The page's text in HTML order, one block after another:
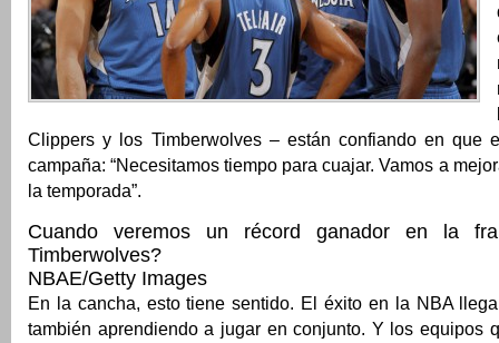
Clippers y los Timberwolves – están confiando en que
campaña: “Necesitamos tiempo para cuajar. Vamos a
la temporada”.
Cuando veremos un récord ganador en la
Timberwolves?
NBAE/Getty Images
En la cancha, esto tiene sentido. El éxito en la NBA
también aprendiendo a jugar en conjunto. Y los equipos